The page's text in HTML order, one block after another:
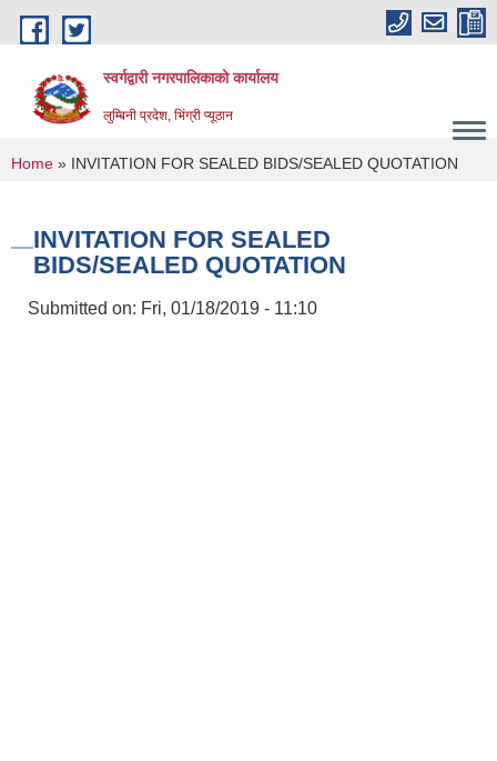
Skip to main content
स्वर्गद्वारी नगरपालिकाको कार्यालय
लुम्बिनी प्रदेश, भिंग्री प्यूठान
You are here
Home » INVITATION FOR SEALED BIDS/SEALED QUOTATION
INVITATION FOR SEALED
BIDS/SEALED QUOTATION
Submitted on: Fri, 01/18/2019 - 11:10